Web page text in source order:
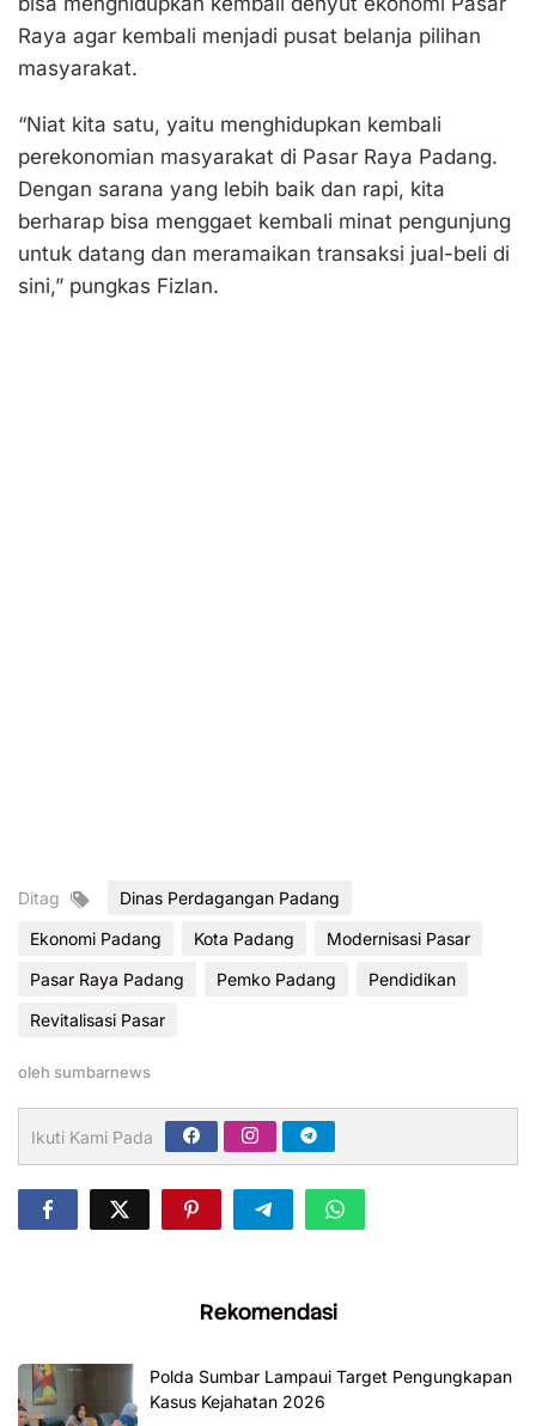
Raya agar kembali menjadi pusat belanja pilihan
masyarakat.
“Niat kita satu, yaitu menghidupkan kembali
perekonomian masyarakat di Pasar Raya Padang.
Dengan sarana yang lebih baik dan rapi, kita
berharap bisa menggaet kembali minat pengunjung
untuk datang dan meramaikan transaksi jual-beli di
sini,” pungkas Fizlan.
Ditag
Dinas Perdagangan Padang
Ekonomi Padang
Kota Padang
Modernisasi Pasar
Pasar Raya Padang
Pemko Padang
Pendidikan
Revitalisasi Pasar
oleh sumbarnews
Ikuti Kami Pada
Rekomendasi
Polda Sumbar Lampaui Target Pengungkapan
Kasus Kejahatan 2026